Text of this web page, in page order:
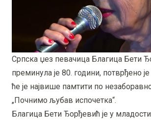
Српска џез певачица Благица Бети
преминула је 80. години, потврђено
ће је највише памтити по
„Почнимо љубав испочетка“.
Благица Бети Ђорђевић је у